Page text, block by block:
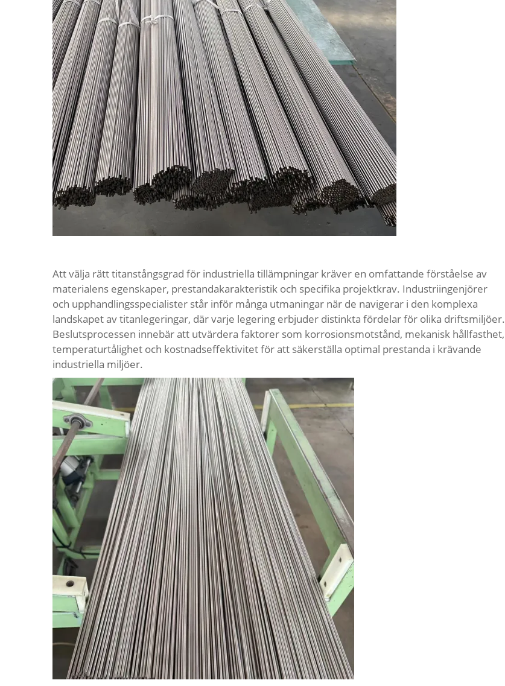
Att välja rätt titanstångsgrad för industriella tillämpningar kräver en omfattande förståelse av
materialens egenskaper, prestandakarakteristik och specifika projektkrav. Industriingenjörer
och upphandlingsspecialister står inför många utmaningar när de navigerar i den komplexa
landskapet av titanlegeringar, där varje legering erbjuder distinkta fördelar för olika driftsmiljöer.
Beslutsprocessen innebär att utvärdera faktorer som korrosionsmotstånd, mekanisk hållfasthet,
temperaturtålighet och kostnadseffektivitet för att säkerställa optimal prestanda i krävande
industriella miljöer.